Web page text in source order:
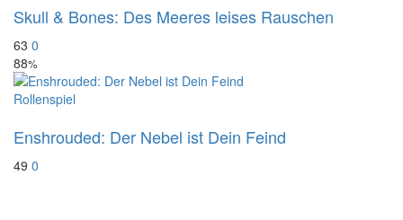
Skull & Bones: Des Meeres leises Rauschen
63 0
88%
Rollenspiel
Enshrouded: Der Nebel ist Dein Feind
49 0